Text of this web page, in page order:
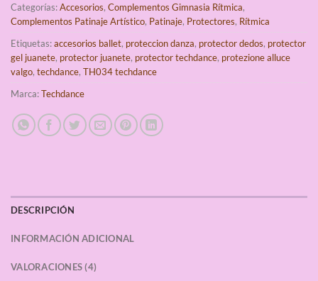
Categorías:Accesorios, Complementos Gimnasia Rítmica,
Complementos Patinaje Artístico, Patinaje, Protectores, Rítmica
Etiquetas:accesorios ballet, proteccion danza, protector dedos, protector
gel juanete, protector juanete, protector techdance, protezione alluce
valgo, techdance, TH034 techdance
Marca:Techdance
DESCRIPCIÓN
INFORMACIÓN ADICIONAL
VALORACIONES (4)